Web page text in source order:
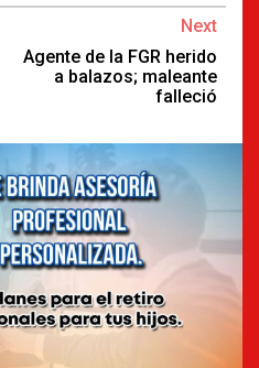
Next
Agente de la FGR herido
a balazos; maleante
falleció